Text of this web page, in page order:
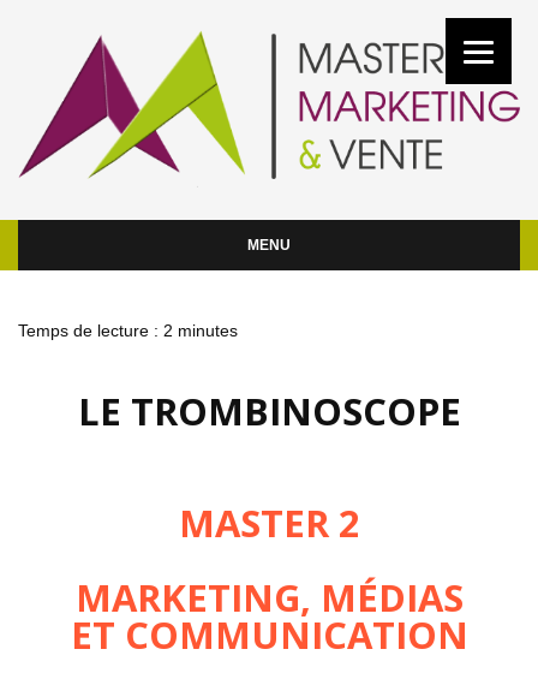
MENU
Temps de lecture : 2 minutes
LE TROMBINOSCOPE
MASTER 2
MARKETING, MÉDIAS
ET COMMUNICATION